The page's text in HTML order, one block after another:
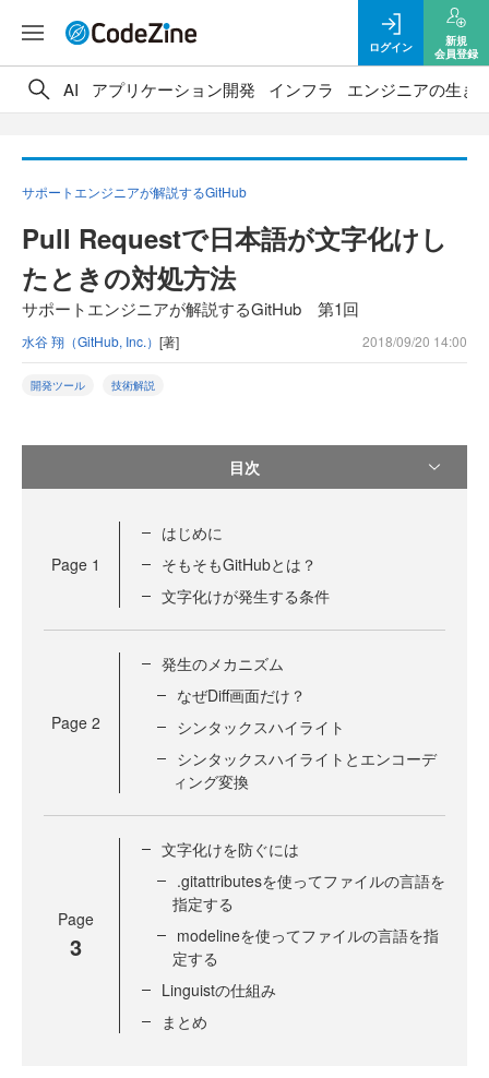
ログイン
新規
会員登録
AI アプリケーション開発 インフラ エンジニアの生き
サポートエンジニアが解説するGitHub
Pull Requestで日本語が文字化けし
たときの対処方法
サポートエンジニアが解説するGitHub 第1回
水谷 翔（GitHub, Inc.） [著] 2018/09/20 14:00
開発ツール 技術解説
目次
Page 1
はじめに
そもそもGitHubとは？
文字化けが発生する条件
Page 2
発生のメカニズム
なぜDiff画面だけ？
シンタックスハイライト
シンタックスハイライトとエンコーデ
ィング変換
Page
3
文字化けを防ぐには
.gitattributesを使ってファイルの言語を
指定する
modelineを使ってファイルの言語を指
定する
Linguistの仕組み
まとめ